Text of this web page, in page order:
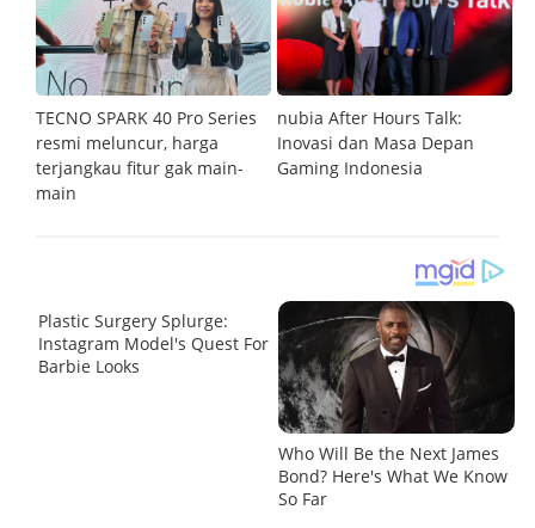
TECNO SPARK 40 Pro Series
resmi meluncur, harga
terjangkau fitur gak main-
main
nubia After Hours Talk:
Inovasi dan Masa Depan
Gaming Indonesia